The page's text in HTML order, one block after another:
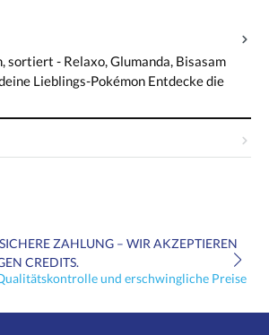
sortiert - Relaxo, Glumanda, Bisasam
Lieblings-Pokémon Entdecke die
ZAHLUNG – WIR AKZEPTIEREN
CREDITS.
und erschwingliche Preise